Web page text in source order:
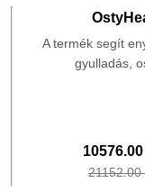
A termék segít
gyulladás,
21152.00